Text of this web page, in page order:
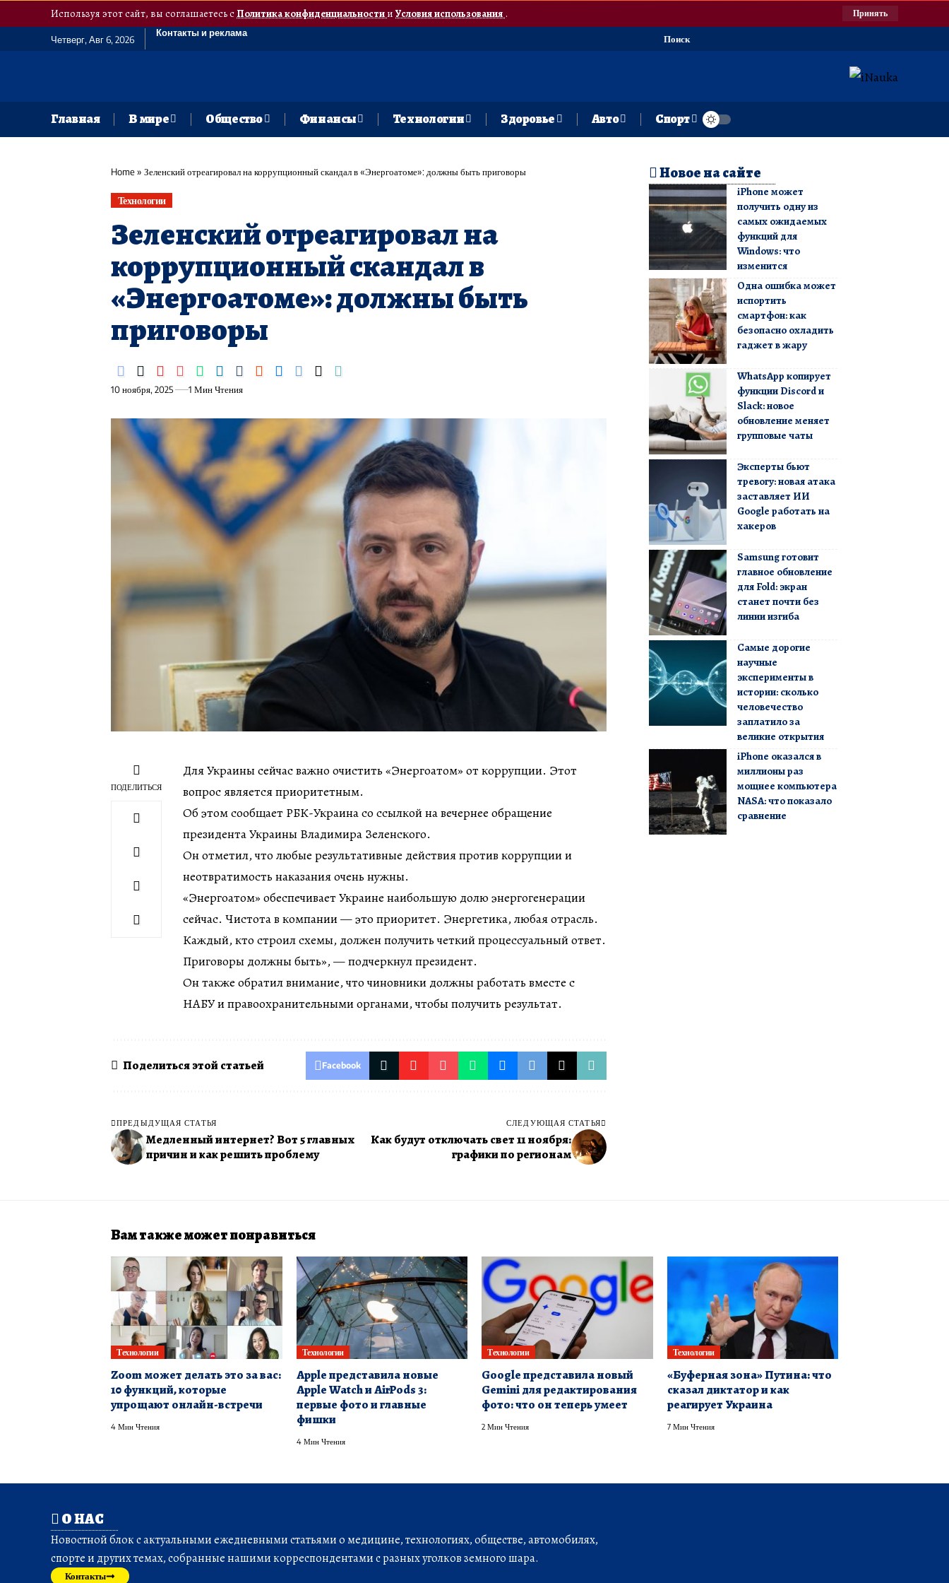
Используя этот сайт, вы соглашаетесь сПолитика конфиденциальностии Условия использования. Принять
Четверг, Авг 6, 2026
Контакты и реклама
Поиск
Главная В мире Общество Финансы Технологии Здоровье Авто Спорт
Home» Зеленский отреагировал на коррупционный скандал в «Энергоатоме»: должны быть приговоры
Технологии
Зеленский отреагировал на
коррупционный скандал в
«Энергоатоме»: должны быть
приговоры
10 ноября, 2025 1 Мин Чтения
ПОДЕЛИТЬСЯ
Для Украины сейчас важно очистить «Энергоатом» от коррупции. Этот
вопрос является приоритетным.
Об этом сообщает РБК-Украина со ссылкой на вечернее обращение
президента Украины Владимира Зеленского.
Он отметил, что любые результативные действия против коррупции и
неотвратимость наказания очень нужны.
«Энергоатом» обеспечивает Украине наибольшую долю энергогенерации
сейчас. Чистота в компании — это приоритет. Энергетика, любая отрасль.
Каждый, кто строил схемы, должен получить четкий процессуальный ответ.
Приговоры должны быть», — подчеркнул президент.
Он также обратил внимание, что чиновники должны работать вместе с
НАБУ и правоохранительными органами, чтобы получить результат.
Поделиться этой статьей Facebook
ПРЕДЫДУЩАЯ СТАТЬЯ
Медленный интернет? Вот 5 главных
причин и как решить проблему
СЛЕДУЮЩАЯ СТАТЬЯ
Как будут отключать свет 11 ноября:
графики по регионам
Новое на сайте
iPhone может
получить одну из
самых ожидаемых
функций для
Windows: что
изменится
Одна ошибка может
испортить
смартфон: как
безопасно охладить
гаджет в жару
WhatsApp копирует
функции Discord и
Slack: новое
обновление меняет
групповые чаты
Эксперты бьют
тревогу: новая атака
заставляет ИИ
Google работать на
хакеров
Samsung готовит
главное обновление
для Fold: экран
станет почти без
линии изгиба
Самые дорогие
научные
эксперименты в
истории: сколько
человечество
заплатило за
великие открытия
iPhone оказался в
миллионы раз
мощнее компьютера
NASA: что показало
сравнение
Вам также может понравиться
Технологии
Zoom может делать это за вас:
10 функций, которые
упрощают онлайн-встречи
4 Мин Чтения
Технологии
Apple представила новые
Apple Watch и AirPods 3:
первые фото и главные
фишки
4 Мин Чтения
Технологии
Google представила новый
Gemini для редактирования
фото: что он теперь умеет
2 Мин Чтения
Технологии
«Буферная зона» Путина: что
сказал диктатор и как
реагирует Украина
7 Мин Чтения
О НАС
Новостной блок с актуальными ежедневными статьями о медицине, технологиях, обществе, автомобилях,
спорте и других темах, собранные нашими корреспондентами с разных уголков земного шара.
Контакты